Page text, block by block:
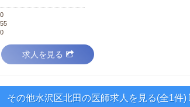
求人を見る
その他水沢区北田の医師求人を見る(全1件)